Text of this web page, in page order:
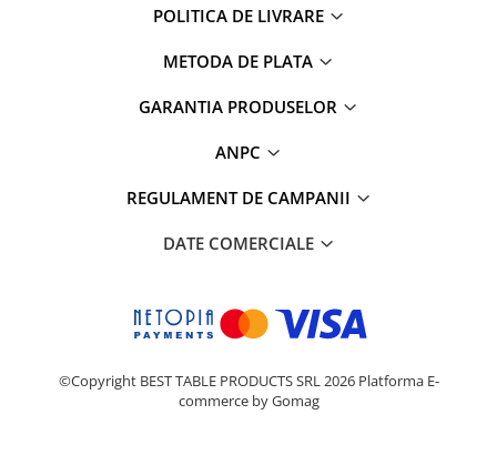
POLITICA DE LIVRARE
METODA DE PLATA
GARANTIA PRODUSELOR
ANPC
REGULAMENT DE CAMPANII
DATE COMERCIALE
©Copyright BEST TABLE PRODUCTS SRL 2026 Platforma E-
commerce by Gomag